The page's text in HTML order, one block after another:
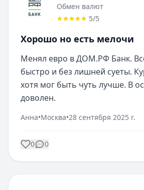
Обмен валют
5/5
Хорошо но есть мелочи
Менял евро в ДОМ.РФ Банк.
быстро и без лишней суеты.
хотя мог быть чуть лучше. В
доволен.
Анна•Москва•28 сентября 2025 г.
0 0